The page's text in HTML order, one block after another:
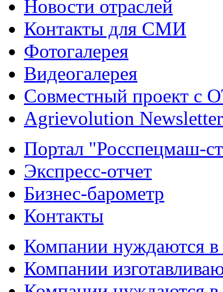
Новости отраслей
Контакты для СМИ
Фотогалерея
Видеогалерея
Совместный проект с
Agrievolution Newsletter
Портал "Росспецмаш-
Экспресс-отчет
Бизнес-барометр
Контакты
Компании нуждаются в
Компании